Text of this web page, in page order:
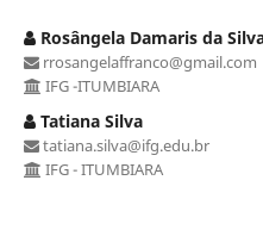
Rosângela Damaris da
rrosangelaffranco@gmail.com
IFG -ITUMBIARA
Tatiana Silva
tatiana.silva@ifg.edu.br
IFG - ITUMBIARA